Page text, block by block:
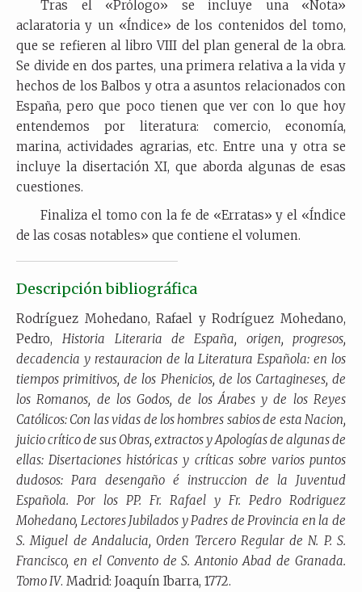
Tras el «Prólogo» se incluye una «Nota»
aclaratoria y un «Índice» de los contenidos del tomo,
que se refieren al libro VIII del plan general de la obra.
Se divide en dos partes, una primera relativa a la vida y
hechos de los Balbos y otra a asuntos relacionados con
España, pero que poco tienen que ver con lo que hoy
entendemos por literatura: comercio, economía,
marina, actividades agrarias, etc. Entre una y otra se
incluye la disertación XI, que aborda algunas de esas
cuestiones.
Finaliza el tomo con la fe de «Erratas» y el «Índice
de las cosas notables» que contiene el volumen.
Descripción bibliográfica
Rodríguez Mohedano, Rafael y Rodríguez Mohedano,
Pedro, Historia Literaria de España, origen, progresos,
decadencia y restauracion de la Literatura Española: en los
tiempos primitivos, de los Phenicios, de los Cartagineses, de
los Romanos, de los Godos, de los Árabes y de los Reyes
Católicos: Con las vidas de los hombres sabios de esta Nacion,
juicio crítico de sus Obras, extractos y Apologías de algunas de
ellas: Disertaciones históricas y críticas sobre varios puntos
dudosos: Para desengaño é instruccion de la Juventud
Española. Por los PP. Fr. Rafael y Fr. Pedro Rodriguez
Mohedano, Lectores Jubilados y Padres de Provincia en la de
S. Miguel de Andalucia, Orden Tercero Regular de N. P. S.
Francisco, en el Convento de S. Antonio Abad de Granada.
Tomo IV. Madrid: Joaquín Ibarra, 1772.